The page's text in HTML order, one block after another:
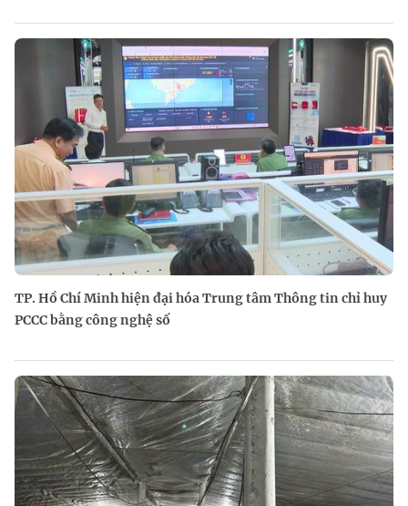
TP. Hồ Chí Minh hiện đại hóa Trung tâm Thông tin chỉ huy
PCCC bằng công nghệ số